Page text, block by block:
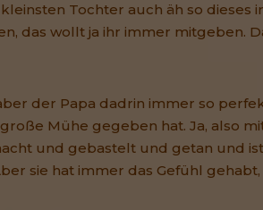
Tochter auch äh so dieses
das wollt ja ihr immer mitgeben.
der Papa dadrin immer so
Mühe gegeben hat. Ja, also
und gebastelt und getan und
sie hat immer das Gefühl gehabt,